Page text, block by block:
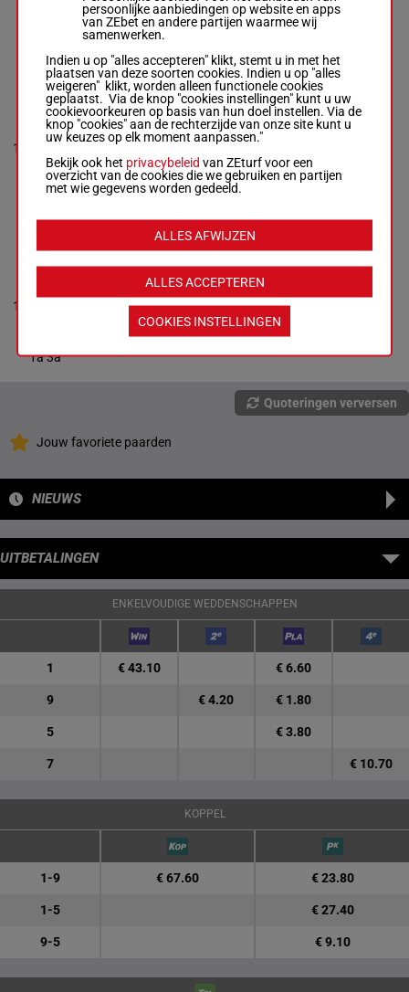
2a Da (22) 2a
10
KENNEDY
FRANCE
Verva Pie. Y.-
Locqueneux
R/6 - 2750m
1'10"9-
€ 9.845
6a 5a 6a 2a
R/6
1'10"9
€ 9.845
6a 5a 6a
2a 4a 3a
11
KLEMS DE
JAVIE
1a 3a
R/62750m1'11"2
1a 3a
Quoteringen verversen
Jouw favoriete paarden
NIEUWS
UITBETALINGEN
ENKELVOUDIGE WEDDENSCHAPPEN
1 € 43.10 € 6.60
9 € 4.20 € 1.80
5 € 3.80
7 € 10.70
KOPPEL
1-9 € 67.60 € 23.80
1-5 € 27.40
9-5 € 9.10
persoonlijke aanbiedingen op website en apps
van ZEbet en andere partijen waarmee wij
samenwerken.
Indien u op "alles accepteren" klikt, stemt u in met het
plaatsen van deze soorten cookies. Indien u op "alles
weigeren" klikt, worden alleen functionele cookies
geplaatst. Via de knop "cookies instellingen" kunt u uw
cookievoorkeuren op basis van hun doel instellen. Via de
knop "cookies" aan de rechterzijde van onze site kunt u
uw keuzes op elk moment aanpassen."
Bekijk ook het privacybeleid van ZEturf voor een
overzicht van de cookies die we gebruiken en partijen
met wie gegevens worden gedeeld.
ALLES ACCEPTEREN
ALLES AFWIJZEN
COOKIES INSTELLINGEN